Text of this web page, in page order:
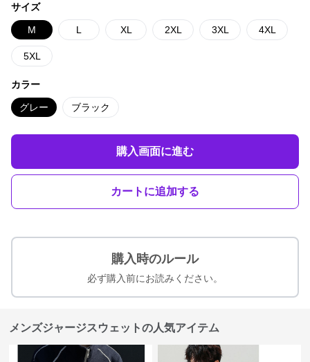
サイズ
M L XL 2XL 3XL 4XL
5XL
カラー
グレー ブラック
購入画面に進む
カートに追加する
購入時のルール
必ず購入前にお読みください。
メンズジャージスウェットの人気アイテム